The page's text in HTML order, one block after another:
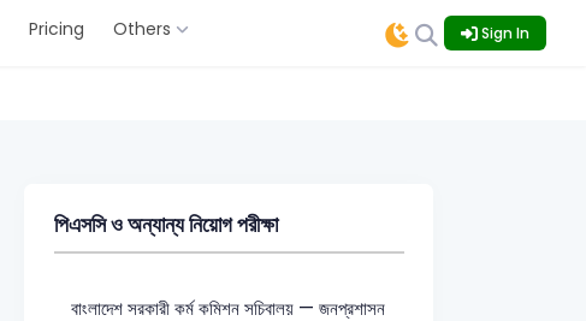
Pricing Others Sign In
পিএসসি ও অন্যান্য নিয়োগ পরীক্ষা
বাংলাদেশ সরকারী কর্ম কমিশন সচিবালয় — জনপ্রশাসন